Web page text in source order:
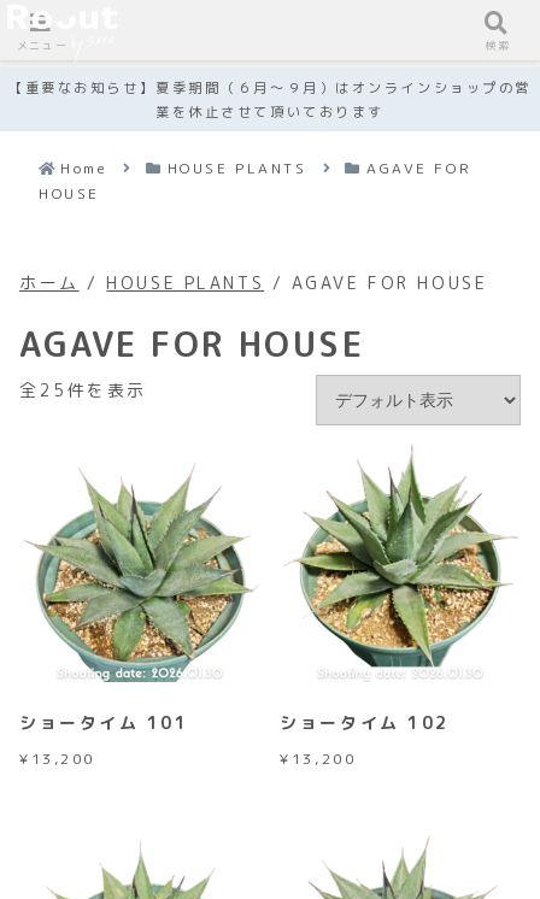
【重要なお知らせ】夏季期間（６月～９月）はオンラインショップの営
業を休止させて頂いております
Home HOUSE PLANTS
AGAVE FOR
HOUSE
ホーム /HOUSE PLANTS / AGAVE FOR HOUSE
AGAVE FOR HOUSE
全25件を表示
ショータイム 101
¥ 13,200
ショータイム 102
¥ 13,200
メニュー 検索